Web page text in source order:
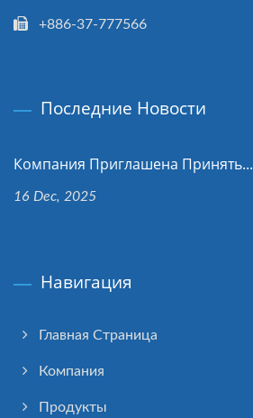
+886-37-777566
Последние Новости
Компания Приглашена Принять...
16 Dec, 2025
Навигация
Главная Страница
Компания
Продукты